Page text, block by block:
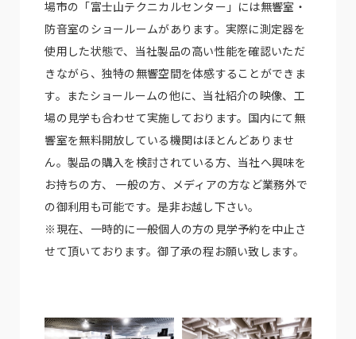
場市の「富士山テクニカルセンター」には無響室・
防音室のショールームがあります。実際に測定器を
使用した状態で、当社製品の高い性能を確認いただ
きながら、独特の無響空間を体感することができま
す。またショールームの他に、当社紹介の映像、工
場の見学も合わせて実施しております。国内にて無
響室を無料開放している機関はほとんどありませ
ん。製品の購入を検討されている方、当社へ興味を
お持ちの方、 一般の方、メディアの方など業務外で
の御利用も可能です。是非お越し下さい。
※現在、一時的に一般個人の方の見学予約を中止さ
せて頂いております。御了承の程お願い致します。